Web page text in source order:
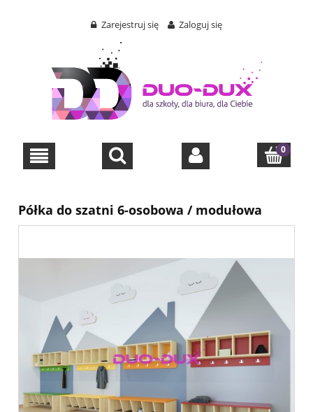
Zarejestruj się Zaloguj się
Półka do szatni 6-osobowa / modułowa